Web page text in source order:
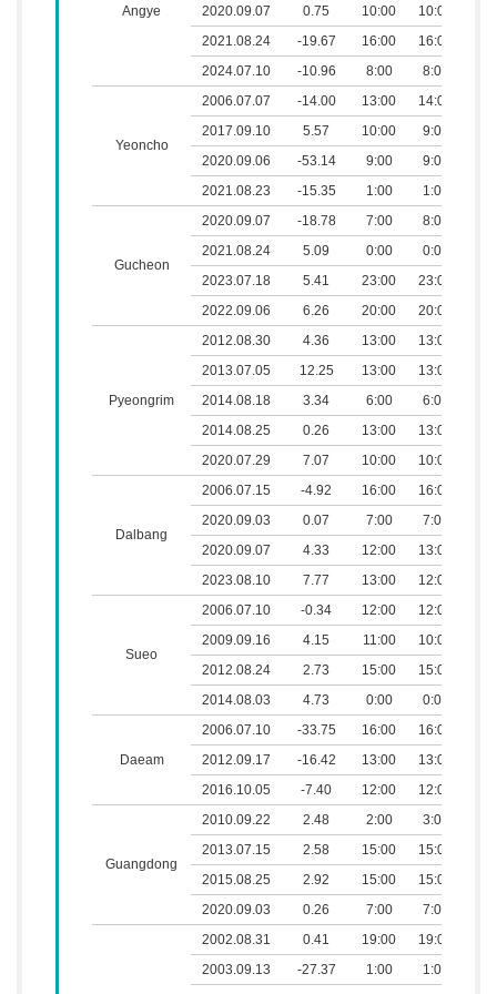
Angye
2020.09.07
0.75 10:00 10:00
2021.08.24
-19.67 16:00 16:00
2024.07.10
-10.96 8:00 8:00
Yeoncho
2006.07.07 -14.00 13:00 14:00
2017.09.10
5.57 10:00 9:00
2020.09.06
-53.14 9:00 9:00
2021.08.23
-15.35 1:00 1:00
Gucheon
2020.09.07 -18.78 7:00 8:00
2021.08.24
5.09 0:00 0:00
2023.07.18
5.41 23:00 23:00
2022.09.06
6.26 20:00 20:00
Pyeongrim
2012.08.30 4.36 13:00 13:00
2013.07.05
12.25 13:00 13:00
2014.08.18
3.34 6:00 6:00
2014.08.25
0.26 13:00 13:00
2020.07.29
7.07 10:00 10:00
Dalbang
2006.07.15 -4.92 16:00 16:00
2020.09.03
0.07 7:00 7:00
2020.09.07
4.33 12:00 13:00
2023.08.10
7.77 13:00 12:00
Sueo
2006.07.10 -0.34 12:00 12:00
2009.09.16
4.15 11:00 10:00
2012.08.24
2.73 15:00 15:00
2014.08.03
4.73 0:00 0:00
Daeam
2006.07.10 -33.75 16:00 16:00
2012.09.17
-16.42 13:00 13:00
2016.10.05
-7.40 12:00 12:00
Guangdong
2010.09.22 2.48 2:00 3:00
2013.07.15
2.58 15:00 15:00
2015.08.25
2.92 15:00 15:00
2020.09.03
0.26 7:00 7:00
2002.08.31 0.41 19:00 19:00
2003.09.13
-27.37 1:00 1:00